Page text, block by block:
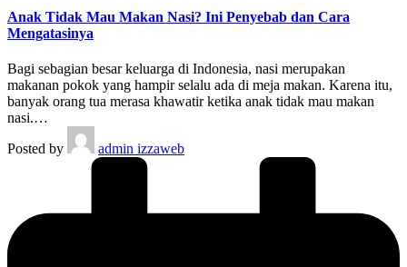
Anak Tidak Mau Makan Nasi? Ini Penyebab dan Cara
Mengatasinya
Bagi sebagian besar keluarga di Indonesia, nasi merupakan
makanan pokok yang hampir selalu ada di meja makan. Karena itu,
banyak orang tua merasa khawatir ketika anak tidak mau makan
nasi.…
Posted by
admin izzaweb